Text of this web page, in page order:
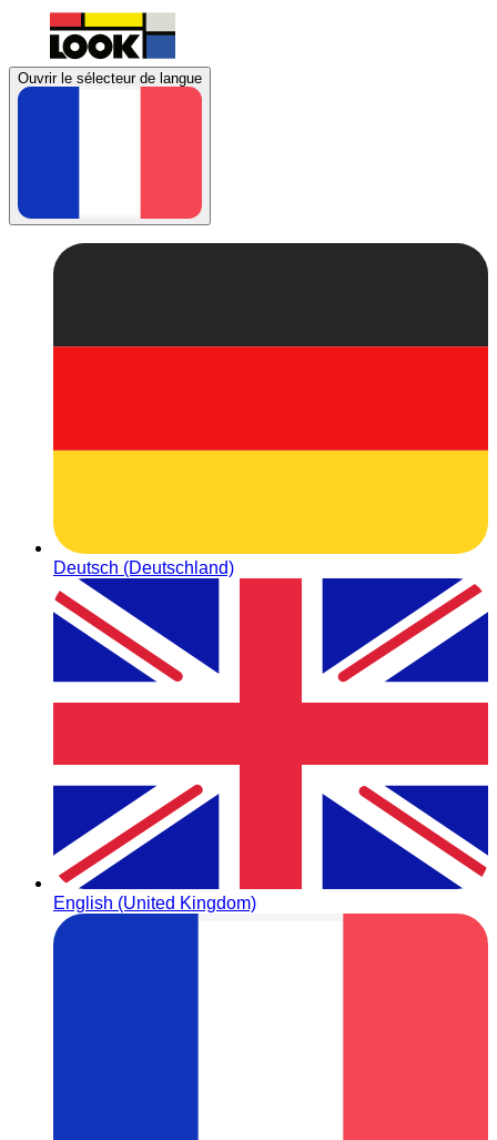
Ouvrir le sélecteur de langue
Deutsch (Deutschland)
English (United Kingdom)